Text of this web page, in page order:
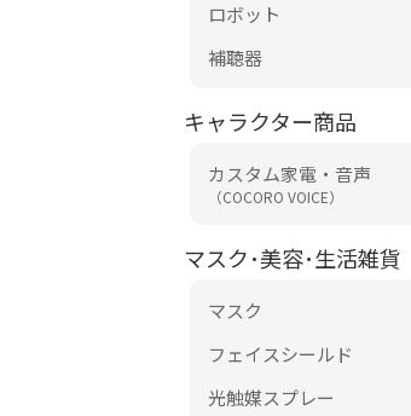
ロボット
補聴器
キャラクター商品
カスタム家電・音声
（COCORO VOICE）
マスク･美容･生活雑貨
マスク
フェイスシールド
光触媒スプレー